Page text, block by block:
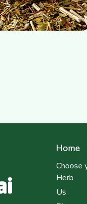
Home
Choose
Herb
Us